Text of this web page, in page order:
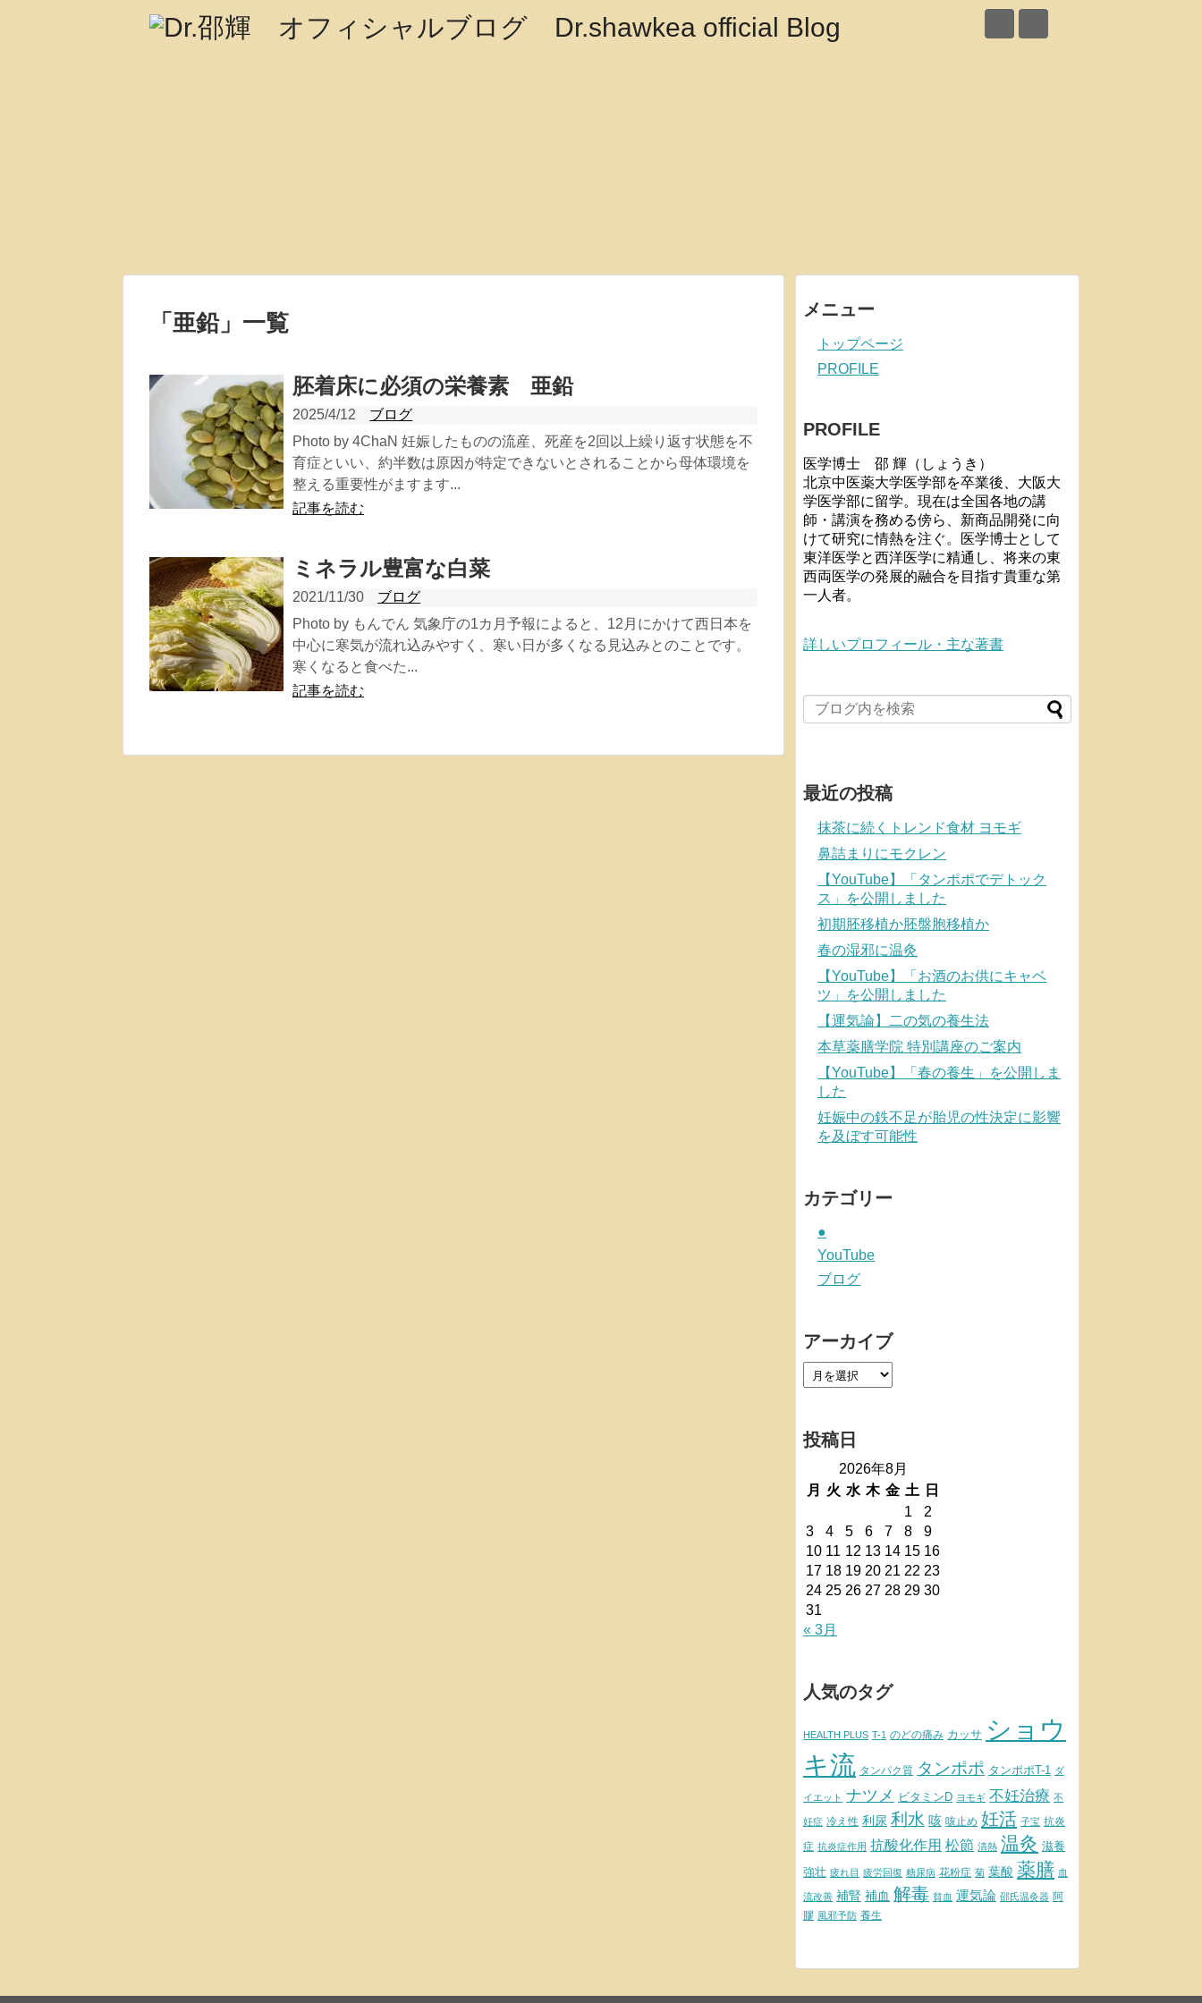
「 亜鉛」 一覧
胚着床に必須の栄養素 亜鉛
2025/4/12
ブログ
Photo by 4ChaN 妊娠したものの流産、死産を2回以上繰り返す状態を不
育症といい、約半数は原因が特定できないとされることから母体環境を
整える重要性がますます...
記事を読む
ミネラル豊富な白菜
2021/11/30
ブログ
Photo by もんでん 気象庁の1カ月予報によると、12月にかけて西日本を
中心に寒気が流れ込みやすく、寒い日が多くなる見込みとのことです。
寒くなると食べた...
記事を読む
メニュー
トップページ
PROFILE
PROFILE
医学博士 邵 輝（しょうき）
北京中医薬大学医学部を卒業後、大阪大
学医学部に留学。現在は全国各地の講
師・講演を務める傍ら、新商品開発に向
けて研究に情熱を注ぐ。医学博士として
東洋医学と西洋医学に精通し、将来の東
西両医学の発展的融合を目指す貴重な第
一人者。
詳しいプロフィール・主な著書
最近の投稿
抹茶に続くトレンド食材 ヨモギ
鼻詰まりにモクレン
【YouTube】「タンポポでデトック
ス」を公開しました
初期胚移植か胚盤胞移植か
春の湿邪に温灸
【YouTube】「お酒のお供にキャベ
ツ」を公開しました
【運気論】二の気の養生法
本草薬膳学院 特別講座のご案内
【YouTube】「春の養生」を公開しま
した
妊娠中の鉄不足が胎児の性決定に影響
を及ぼす可能性
カテゴリー
●
YouTube
ブログ
アーカイブ
投稿日
2026年8月
月
火 水 木 金 土
日
1
2
3
4 5 6 7 8
9
10 11 12 13 14 15 16
17 18 19 20 21 22 23
24 25 26 27 28 29 30
31
« 3月
人気のタグ
HEALTH PLUS T-1 のどの痛み カッサ ショウ
キ流 タンパク質 タンポポ タンポポT-1 ダ
イエット ナツメ ビタミンD ヨモギ 不妊治療 不
妊症 冷え性 利尿 利水 咳 咳止め 妊活 子宝 抗炎
症 抗炎症作用 抗酸化作用 松節 清熱 温灸 滋養
強壮 疲れ目 疲労回復 糖尿病 花粉症 菊 葉酸 薬膳 血
流改善 補腎 補血 解毒 貧血 運気論 邵氏温灸器 阿
膠 風邪予防 養生